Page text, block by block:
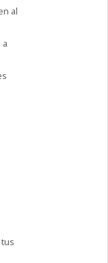
al